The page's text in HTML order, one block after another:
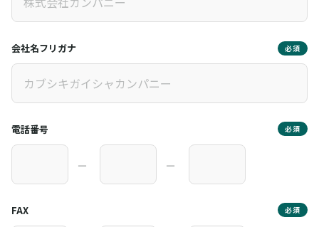
会社名フリガナ 必須
電話番号 必須
― ―
FAX 必須